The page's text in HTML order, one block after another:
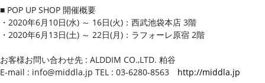
■ POP UP SHOP 開催概要
・2020年6月10日(水) ～ 16日(火)：西武池袋本店 3階
・2020年6月13日(土) ～ 22日(月)：ラフォーレ原宿 2階
お客様お問い合わせ先 : ALDDIM CO.,LTD. 粕谷
E-mail : info@middla.jp TEL : 03-6280-8563 http://middla.jp